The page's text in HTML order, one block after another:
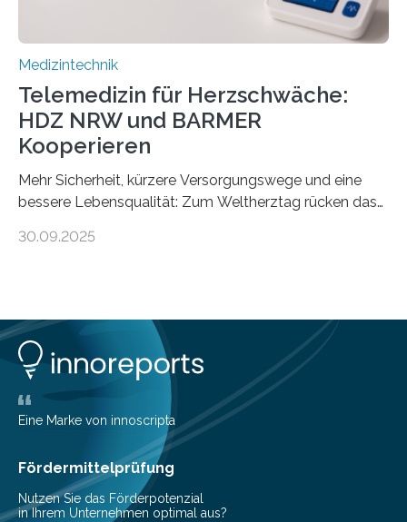
Medizintechnik
Telemedizin für Herzschwäche:
HDZ NRW und BARMER
Kooperieren
Mehr Sicherheit, kürzere Versorgungswege und eine
bessere Lebensqualität: Zum Weltherztag rücken das
Oeynhausen, und die BARMER die Bedürfnisse von
Rund vier Millionen Menschen in Deutschland leiden an
behandlungsbedürftiger Herzschwäche
(Herzinsuffizienz). Als chronische und fortschreitende
Herzerkrankung ist diese mit einer zunehmenden
Beeinträchtigung der Lebensqualität und besonders in
höherem Lebensalter mit vielen
Krankenhausaufenthalten verbunden. „Mit Hilfe digitaler
Technologien…
30.09.2025
Eine Marke von innoscripta
Fördermittelprüfung
Nutzen Sie das Förderpotenzial
in Ihrem Unternehmen optimal aus?